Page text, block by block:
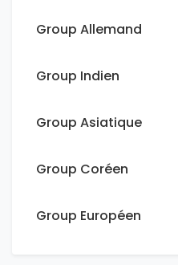
Group Allemand
Group Indien
Group Asiatique
Group Coréen
Group Européen